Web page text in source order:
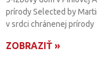
Máme po
prírody Selected by
v srdci chránenej prírody
ZOBRAZIŤ »